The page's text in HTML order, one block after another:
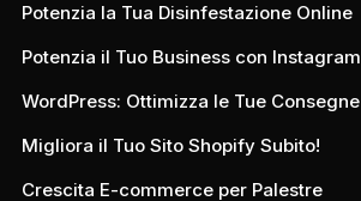
Potenzia la Tua Disinfestazione Online
Potenzia il Tuo Business con Instagram
WordPress: Ottimizza le Tue Consegne
Migliora il Tuo Sito Shopify Subito!
Crescita E-commerce per Palestre